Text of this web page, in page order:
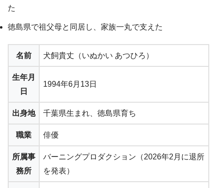
た
徳島県で祖父母と同居し、家族一丸で支えた
名前 犬飼貴丈（いぬかい あつひろ）
生年月
日
1994年6月13日
出身地 千葉県生まれ、徳島県育ち
職業 俳優
所属事
務所
バーニングプロダクション（2026年2月に退所
を発表）